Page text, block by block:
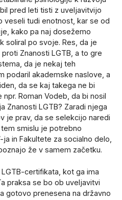
pred leti tisti z uveljavitvijo
veseli tudi enotnost, kar se od
kako pa naj dosežemo
soliral po svoje. Res, da je
Znanosti LGTB, a to gre
da je nekaj teh
podaril akademske naslove, a
da se kaj takega ne bi
Roman Vodeb, da bi nosil
Znanosti LGTB? Zaradi njega
je prav, da se selekcijo naredi
smislu je potrebno
in Fakultete za socialno delo,
že v samem začetku.
certifikata, kot ga ima
praksa se bo ob uveljavitvi
gotovo prenesena na državno